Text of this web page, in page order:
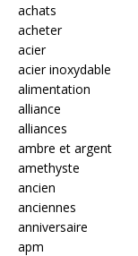
achats
acheter
acier
acier inoxydable
alimentation
alliance
alliances
ambre et argent
amethyste
ancien
anciennes
anniversaire
apm